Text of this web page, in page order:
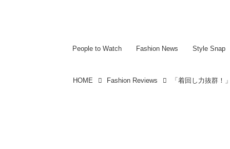
People to Watch Fashion News Style Snap
HOME Fashion Reviews